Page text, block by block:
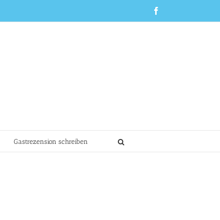
Gastrezension schreiben